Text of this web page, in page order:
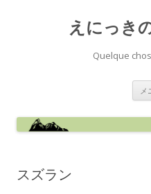
えにっき
Quelque
メ
スズラン